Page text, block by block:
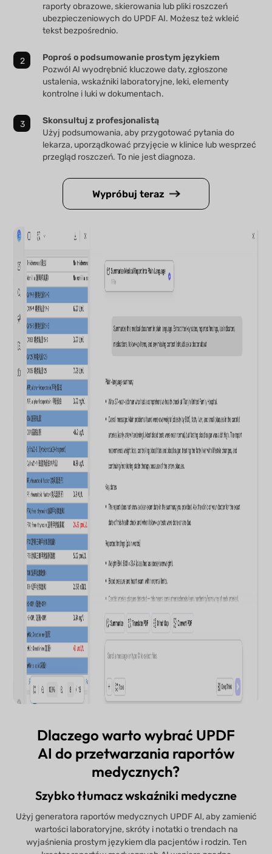
raporty obrazowe, skierowania lub pliki roszczeń
ubezpieczeniowych do UPDF AI. Możesz też wkleić
tekst bezpośrednio.
Poproś o podsumowanie prostym językiem
Pozwól AI wyodrębnić kluczowe daty, zgłoszone
ustalenia, wskaźniki laboratoryjne, leki, elementy
kontrolne i luki w dokumentach.
Skonsultuj z profesjonalistą
Użyj podsumowania, aby przygotować pytania do
lekarza, uporządkować przyjęcie w klinice lub wesprzeć
przegląd roszczeń. To nie jest diagnoza.
Wypróbuj teraz
Dlaczego warto wybrać UPDF
AI do przetwarzania raportów
medycznych?
Szybko tłumacz wskaźniki medyczne
Użyj generatora raportów medycznych UPDF AI, aby zamienić
wartości laboratoryjne, skróty i notatki o trendach na
wyjaśnienia prostym językiem dla pacjentów i rodzin. Ten